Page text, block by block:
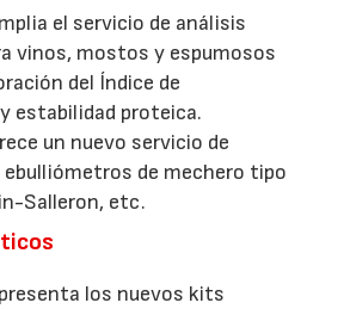
el servicio de análisis
vinos, mostos y espumosos
del Índice de
estabilidad proteica.
un nuevo servicio de
ebulliómetros de mechero tipo
Salleron, etc.
los nuevos kits